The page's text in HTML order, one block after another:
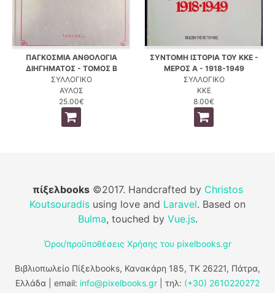
ΠΑΓΚΟΣΜΙΑ ΑΝΘΟΛΟΓΙΑ
ΔΙΗΓΗΜΑΤΟΣ - ΤΟΜΟΣ Β
ΣΥΛΛΟΓΙΚΟ
ΑΥΛΟΣ
25.00€
ΣΥΝΤΟΜΗ ΙΣΤΟΡΙΑ ΤΟΥ ΚΚΕ -
ΜΕΡΟΣ Α - 1918-1949
ΣΥΛΛΟΓΙΚΟ
ΚΚΕ
8.00€
πίξελbooks©2017. Handcrafted by Christos
Koutsouradis using love and Laravel. Based on
Bulma, touched by Vue.js.
Όροι/προϋποθέσεις Χρήσης του pixelbooks.gr
Βιβλιοπωλείο Πίξελbooks, Κανακάρη 185, ΤΚ 26221, Πάτρα,
Ελλάδα | email: info@pixelbooks.gr | τηλ: (+30) 2610220272